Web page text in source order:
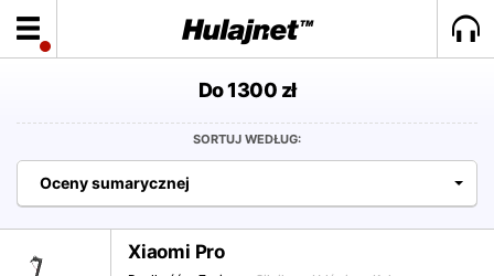
Do 1300 zł
SORTUJ WEDŁUG:
Oceny sumarycznej
Xiaomi Pro